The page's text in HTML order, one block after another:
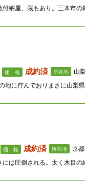
価 格 成約済 所在地
山梨
価 格 成約済 所在地
京